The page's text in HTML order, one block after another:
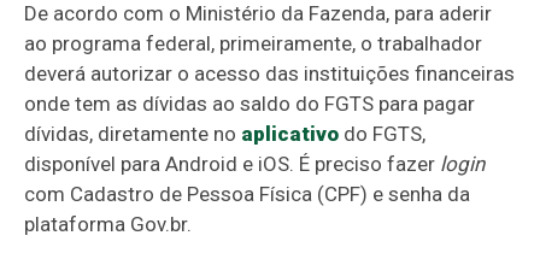
De acordo com o Ministério da Fazenda, para aderir
ao programa federal, primeiramente, o trabalhador
deverá autorizar o acesso das instituições financeiras
onde tem as dívidas ao saldo do FGTS para pagar
dívidas, diretamente no aplicativo do FGTS,
disponível para Android e iOS. É preciso fazer login
com Cadastro de Pessoa Física (CPF) e senha da
plataforma Gov.br.